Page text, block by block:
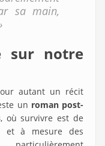
sa main,
sur notre
autant un récit
un roman post-
, où survivre est de
et à mesure des